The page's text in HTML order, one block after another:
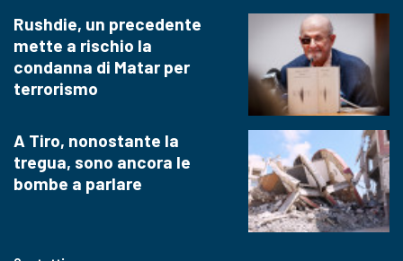
Rushdie, un precedente
mette a rischio la
condanna di Matar per
terrorismo
A Tiro, nonostante la
tregua, sono ancora le
bombe a parlare